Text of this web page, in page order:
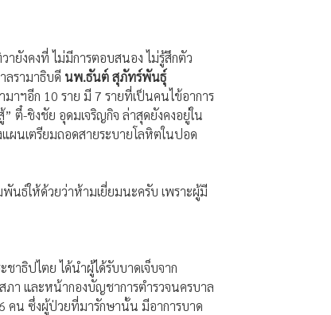
ายังคงที่ ไม่มีการตอบสนอง ไม่รู้สึกตัว
ลรามาธิบดี นพ.ธันต์ สุภัทร์พันธุ์
าฯอีก 10 ราย มี 7 รายที่เป็นคนไข้อาการ
ตี๋-ชิงชัย อุดมเจริญกิจ ล่าสุดยังคงอยู่ใน
ผนเตรียมถอดสายระบายโลหิตในปอด
นธ์ให้ด้วยว่าห้ามเยี่ยมนะครับ เพราะผู้มี
ธิปไตย ได้นำผู้ได้รับบาดเจ็บจาก
ภา และหน้ากองบัญชาการตำรวจนครบาล
คน ซึ่งผู้ป่วยที่มารักษานั้น มีอาการบาด